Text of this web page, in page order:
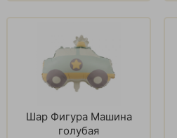
Шар Фигура Машина
голубая